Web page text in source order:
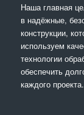
Наша главная
в надёжные,
конструкции,
используем
технологии
обеспечить
каждого проекта.